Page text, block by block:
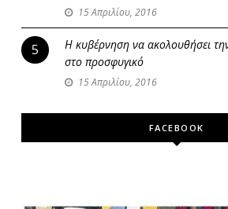
15 Απριλίου, 2016
5
Η κυβέρνηση να ακολουθήσει
στο προσφυγικό
15 Απριλίου, 2016
FACEBOOK